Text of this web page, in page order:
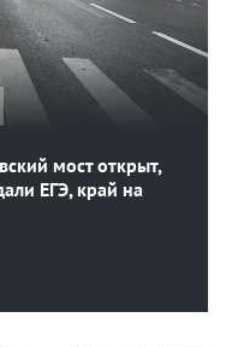
мост открыт,
ЕГЭ, край на